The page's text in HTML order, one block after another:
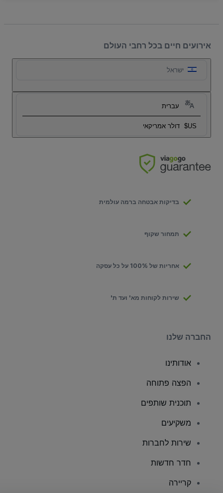
אירועים חיים בכל רחבי העולם
ישראל
עברית
US$ דולר אמריקאי
בדיקות אבטחה ברמה עולמית
תמחור שקוף
אחריות של 100% על כל עסקה
שירות לקוחות מא' ועד ת'
החברה שלנו
אודותינו
הפצה פתוחה
תוכנית שותפים
משקיעים
שירות לחברות
חדר חדשות
קריירה